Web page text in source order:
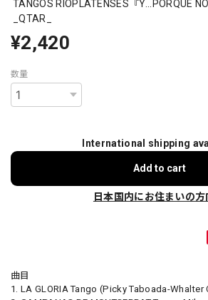
TANGOS RIOPLATENSES『Y...PORQUE
_QTAR_
¥2,420
数量
International shipping
Add to cart
日本国内にお住まいの方
曲目
1. LA GLORIA Tango (Picky Taboada-